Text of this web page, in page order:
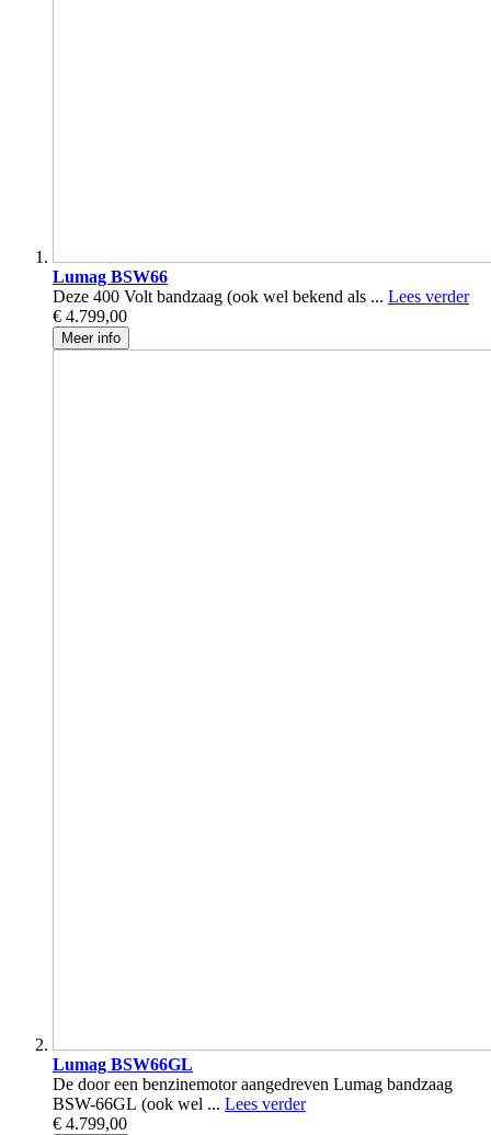
Lumag BSW66
Deze 400 Volt bandzaag (ook wel bekend als ... Lees verder
€ 4.799,00
Meer info
Lumag BSW66GL
De door een benzinemotor aangedreven Lumag bandzaag
BSW-66GL (ook wel ... Lees verder
€ 4.799,00